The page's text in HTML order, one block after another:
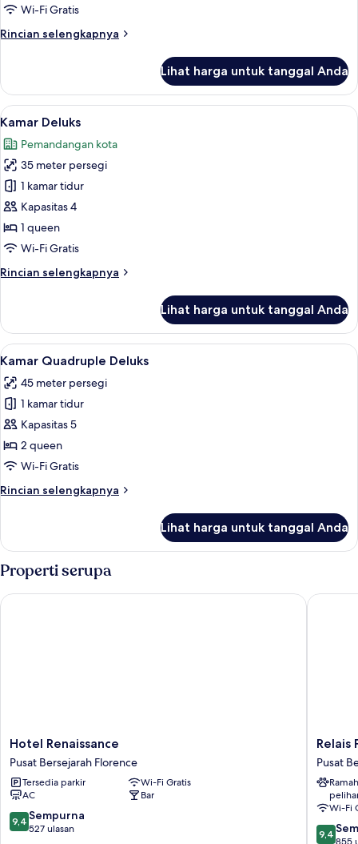
Wi-Fi Gratis
Rincian selengkapnya
Rincian
Kamar
Superior
Lihat harga untuk tanggal Anda
Lihat
semua
foto
untuk
Kamar
Deluks
Kamar Deluks | Selimut bulu angsa,
18
Kamar Deluks
Pemandangan kota
35 meter persegi
1 kamar tidur
Kapasitas 4
1 queen
Wi-Fi Gratis
Rincian selengkapnya
Rincian
Kamar
Deluks
Lihat harga untuk tanggal Anda
Lihat
semua
foto
untuk
Kamar
Quadruple
Deluks
Kamar Quadruple Deluks | Selimut
13
Kamar Quadruple Deluks
45 meter persegi
1 kamar tidur
Kapasitas 5
2 queen
Wi-Fi Gratis
Rincian selengkapnya
Rincian
Kamar
Quadruple
Deluks
Lihat harga untuk tanggal Anda
Properti serupa
Hotel
Renaissance
Pusat
Bersejarah
Florence
Hotel Renaissance
Pusat Bersejarah Florence
Tersedia parkir
Wi-Fi Gratis
AC
Bar
9.4
dari
9,4 Sempurna
527 ulasan
Hotel Renaissance
Relais
Piazza
Signoria
Pusat
Florence
Relais
Pusat
Wi-Fi
9.4
9,4
855
Relais